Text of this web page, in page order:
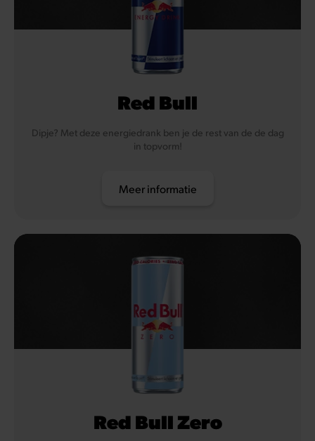
Red Bull
Dipje? Met deze energiedrank ben je de rest van de de dag
in topvorm!
Meer informatie
Red Bull Zero